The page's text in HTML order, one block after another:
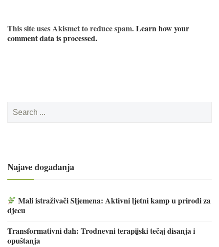
This site uses Akismet to reduce spam.Learn how your
comment data is processed.
for:
Najave događanja
Mali istraživači Sljemena: Aktivni ljetni kamp u prirodi za
djecu
Transformativni dah: Trodnevni terapijski tečaj disanja i
opuštanja